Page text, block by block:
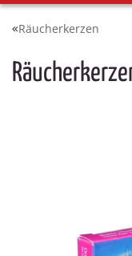
Räucherkerzen